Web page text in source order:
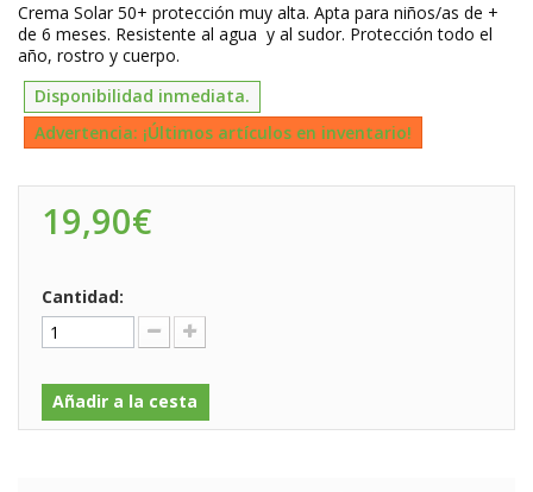
Crema Solar 50+ protección muy alta. Apta para niños/as de +
de 6 meses. Resistente al agua y al sudor. Protección todo el
año, rostro y cuerpo.
Disponibilidad inmediata.
Advertencia: ¡Últimos artículos en inventario!
19,90€
Cantidad:
Añadir a la cesta